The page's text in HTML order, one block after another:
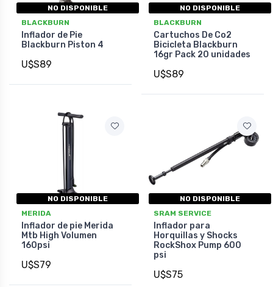
NO DISPONIBLE
BLACKBURN
Inflador de Pie
Blackburn Piston 4
U$S89
NO DISPONIBLE
BLACKBURN
Cartuchos De Co2
Bicicleta Blackburn
16gr Pack 20 unidades
U$S89
NO DISPONIBLE
MERIDA
Inflador de pie Merida
Mtb High Volumen
160psi
U$S79
NO DISPONIBLE
SRAM SERVICE
Inflador para
Horquillas y Shocks
RockShox Pump 600
psi
U$S75